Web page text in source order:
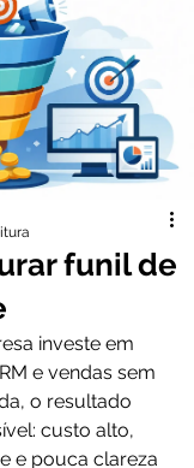
funil de
investe em
e vendas sem
o resultado
custo alto,
e pouca clareza